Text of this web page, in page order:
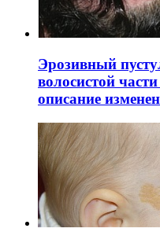
Эрозивный
волосистой
описание